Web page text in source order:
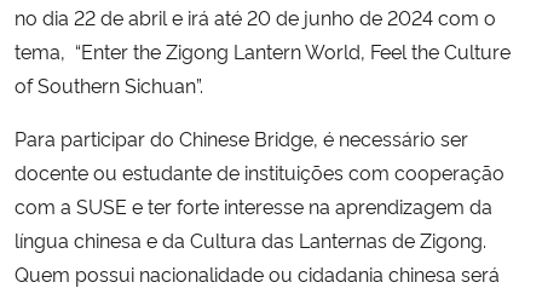
Secretaria de Governo
Advocacia-Geral da União
Banco Central do Brasil
no dia 22 de abril e irá até 20 de junho de 2024 com o
tema, “Enter the Zigong Lantern World, Feel the Culture
of Southern Sichuan”.
Para participar do Chinese Bridge, é necessário ser
docente ou estudante de instituições com cooperação
com a SUSE e ter forte interesse na aprendizagem da
língua chinesa e da Cultura das Lanternas de Zigong.
Quem possui nacionalidade ou cidadania chinesa será